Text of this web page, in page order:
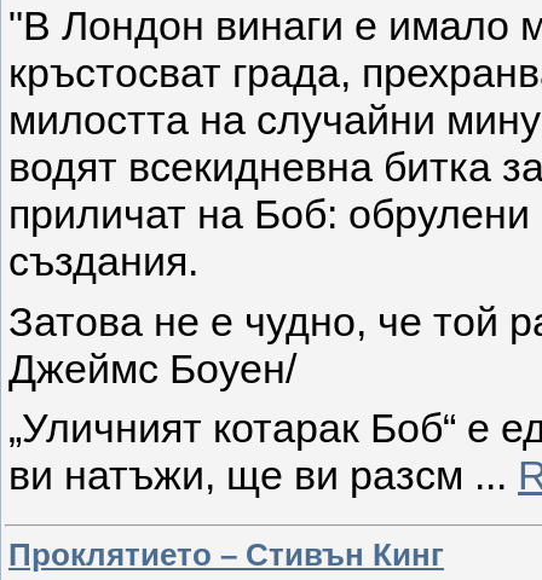
"В Лондон винаги е имало
кръстосват града,
милостта на случайни
водят всекидневна битка
приличат на Боб:
създания.
Затова не е чудно, че той
Джеймс Боуен/
„Уличният котарак Боб“ е
ви натъжи, ще ви разсм ...
Проклятието – Стивън Кинг